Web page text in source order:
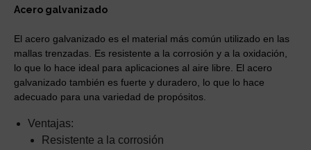
Acero galvanizado
El acero galvanizado es el material más común utilizado en las
mallas trenzadas. Es resistente a la corrosión y a la oxidación,
lo que lo hace ideal para aplicaciones al aire libre. El acero
galvanizado también es fuerte y duradero, lo que lo hace
adecuado para una variedad de propósitos.
Ventajas:
Resistente a la corrosión